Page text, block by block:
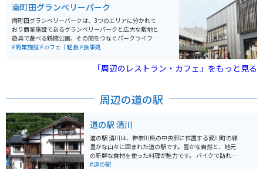
南町田グランベリーパーク
南町田グランベリーパークは、3つのエリアに分かれて
おり商業施設であるグランベリーパークと広大な敷地と
遊具で遊べる鶴間公園、その間をつなぐパークライフ・
サイトで成り立っている。充実したショッピングを楽し
ルが高い。フードコート以外でも、多くの飲食店がずら
りと並ぶため何度来ても選択肢に困らないところが魅力
一緒に楽しめる施設が豊富なところも魅力の一つであ
#商業施設#カフェ｜軽食#食事処
「周辺のレストラン・カフェ」をもっと見る
周辺の道の駅
道の駅 清川
道の駅 清川は、神奈川県の中央部に位置する愛川町の緑
豊かな山々に囲まれた道の駅です。豊かな自然と、地元
の新鮮な食材を使った料理が魅力です。 バイクで訪れる
際は、宮ヶ瀬湖やヤビツ峠など、周辺のワインディング
#道の駅